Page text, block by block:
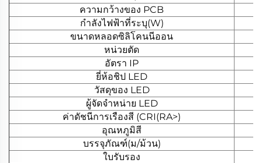
ความกว้างของ PCB
กำลังไฟฟ้าที่ระบุ(W)
ขนาดหลอดซิลิโคนนีออน
หน่วยตัด
อัตรา IP
ยี่ห้อชิป LED
วัสดุของ LED
ผู้จัดจำหน่าย LED
ค่าดัชนีการเรืองสี (CRI(RA>)
อุณหภูมิสี
บรรจุภัณฑ์(ม/ม้วน)
ใบรับรอง